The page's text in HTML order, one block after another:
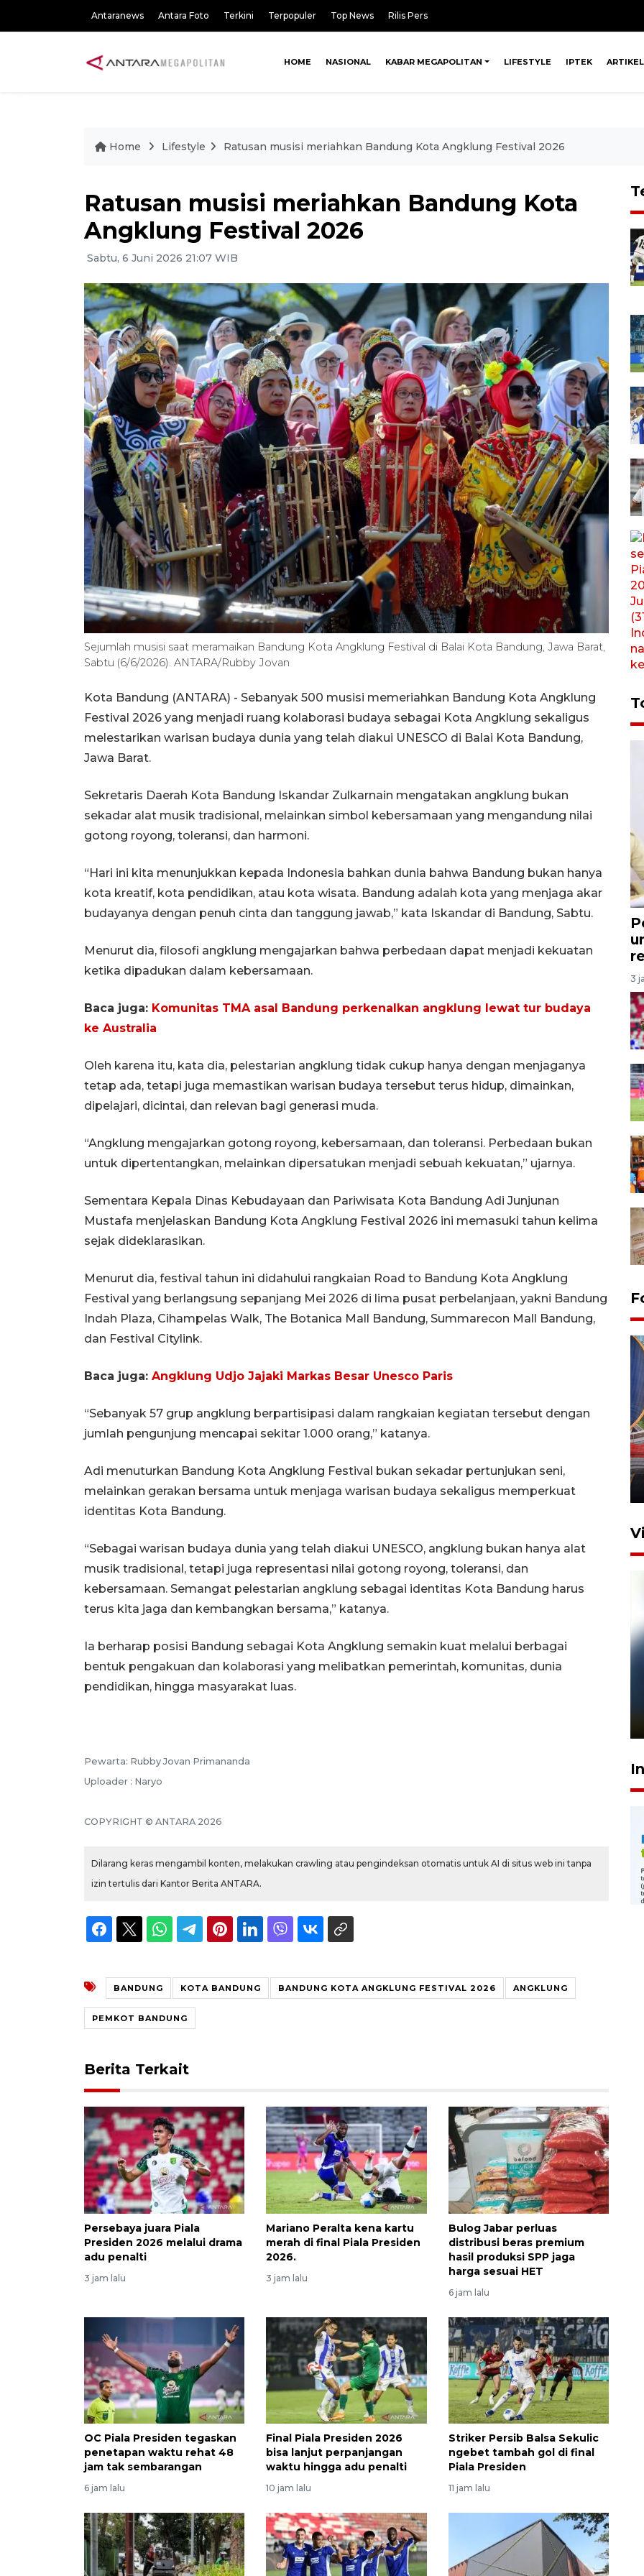
Antaranews Antara Foto Terkini Terpopuler Top News Rilis Pers
HOME NASIONAL KABAR MEGAPOLITAN LIFESTYLE IPTEK ARTIKEL
Home Lifestyle Ratusan musisi meriahkan Bandung Kota Angklung Festival 2026
Ratusan musisi meriahkan Bandung Kota
Angklung Festival 2026
Sabtu, 6 Juni 2026 21:07 WIB
Sejumlah musisi saat meramaikan Bandung Kota Angklung Festival di Balai Kota Bandung, Jawa Barat,
Sabtu (6/6/2026). ANTARA/Rubby Jovan
Kota Bandung (ANTARA) - Sebanyak 500 musisi memeriahkan Bandung Kota Angklung
Festival 2026 yang menjadi ruang kolaborasi budaya sebagai Kota Angklung sekaligus
melestarikan warisan budaya dunia yang telah diakui UNESCO di Balai Kota Bandung,
Jawa Barat.
Sekretaris Daerah Kota Bandung Iskandar Zulkarnain mengatakan angklung bukan
sekadar alat musik tradisional, melainkan simbol kebersamaan yang mengandung nilai
gotong royong, toleransi, dan harmoni.
“Hari ini kita menunjukkan kepada Indonesia bahkan dunia bahwa Bandung bukan hanya
kota kreatif, kota pendidikan, atau kota wisata. Bandung adalah kota yang menjaga akar
budayanya dengan penuh cinta dan tanggung jawab,” kata Iskandar di Bandung, Sabtu.
Menurut dia, filosofi angklung mengajarkan bahwa perbedaan dapat menjadi kekuatan
ketika dipadukan dalam kebersamaan.
Baca juga: Komunitas TMA asal Bandung perkenalkan angklung lewat tur budaya
ke Australia
Oleh karena itu, kata dia, pelestarian angklung tidak cukup hanya dengan menjaganya
tetap ada, tetapi juga memastikan warisan budaya tersebut terus hidup, dimainkan,
dipelajari, dicintai, dan relevan bagi generasi muda.
“Angklung mengajarkan gotong royong, kebersamaan, dan toleransi. Perbedaan bukan
untuk dipertentangkan, melainkan dipersatukan menjadi sebuah kekuatan,” ujarnya.
Sementara Kepala Dinas Kebudayaan dan Pariwisata Kota Bandung Adi Junjunan
Mustafa menjelaskan Bandung Kota Angklung Festival 2026 ini memasuki tahun kelima
sejak dideklarasikan.
Menurut dia, festival tahun ini didahului rangkaian Road to Bandung Kota Angklung
Festival yang berlangsung sepanjang Mei 2026 di lima pusat perbelanjaan, yakni Bandung
Indah Plaza, Cihampelas Walk, The Botanica Mall Bandung, Summarecon Mall Bandung,
dan Festival Citylink.
Baca juga: Angklung Udjo Jajaki Markas Besar Unesco Paris
“Sebanyak 57 grup angklung berpartisipasi dalam rangkaian kegiatan tersebut dengan
jumlah pengunjung mencapai sekitar 1.000 orang,” katanya.
Adi menuturkan Bandung Kota Angklung Festival bukan sekadar pertunjukan seni,
melainkan gerakan bersama untuk menjaga warisan budaya sekaligus memperkuat
identitas Kota Bandung.
“Sebagai warisan budaya dunia yang telah diakui UNESCO, angklung bukan hanya alat
musik tradisional, tetapi juga representasi nilai gotong royong, toleransi, dan
kebersamaan. Semangat pelestarian angklung sebagai identitas Kota Bandung harus
terus kita jaga dan kembangkan bersama,” katanya.
Ia berharap posisi Bandung sebagai Kota Angklung semakin kuat melalui berbagai
bentuk pengakuan dan kolaborasi yang melibatkan pemerintah, komunitas, dunia
pendidikan, hingga masyarakat luas.
Pewarta: Rubby Jovan Primananda
Uploader : Naryo
COPYRIGHT © ANTARA 2026
Dilarang keras mengambil konten, melakukan crawling atau pengindeksan otomatis untuk AI di situs web ini tanpa
izin tertulis dari Kantor Berita ANTARA.
BANDUNG KOTA BANDUNG BANDUNG KOTA ANGKLUNG FESTIVAL 2026 ANGKLUNG
PEMKOT BANDUNG
Berita Terkait
Persebaya juara Piala
Presiden 2026 melalui drama
adu penalti
3 jam lalu
Mariano Peralta kena kartu
merah di final Piala Presiden
2026.
3 jam lalu
Bulog Jabar perluas
distribusi beras premium
hasil produksi SPP jaga
harga sesuai HET
6 jam lalu
OC Piala Presiden tegaskan
penetapan waktu rehat 48
jam tak sembarangan
6 jam lalu
Final Piala Presiden 2026
bisa lanjut perpanjangan
waktu hingga adu penalti
10 jam lalu
Striker Persib Balsa Sekulic
ngebet tambah gol di final
Piala Presiden
11 jam lalu
3
Komisi V DPR tinjau
Stasiun Bogor
12 Juni 2026 18:49
Memberantas kejahatan
jalanan Jakarta
2026-08-05 18:00:00